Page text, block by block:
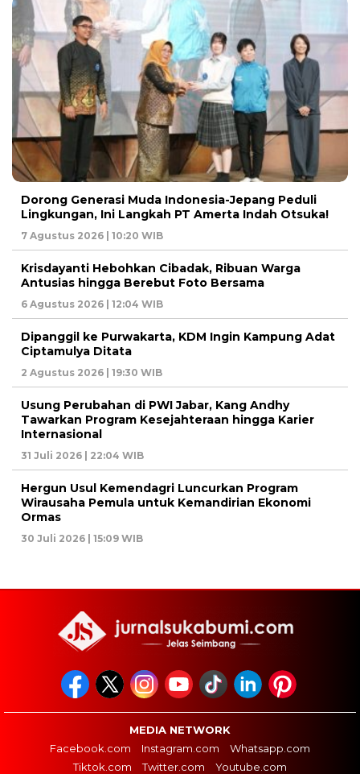
Dorong Generasi Muda Indonesia-Jepang Peduli
Lingkungan, Ini Langkah PT Amerta Indah Otsuka!
7 Agustus 2026 | 10:20 WIB
Krisdayanti Hebohkan Cibadak, Ribuan Warga
Antusias hingga Berebut Foto Bersama
6 Agustus 2026 | 12:04 WIB
Dipanggil ke Purwakarta, KDM Ingin Kampung Adat
Ciptamulya Ditata
2 Agustus 2026 | 19:30 WIB
Usung Perubahan di PWI Jabar, Kang Andhy
Tawarkan Program Kesejahteraan hingga Karier
Internasional
31 Juli 2026 | 22:04 WIB
Hergun Usul Kemendagri Luncurkan Program
Wirausaha Pemula untuk Kemandirian Ekonomi
Ormas
30 Juli 2026 | 15:09 WIB
MEDIA NETWORK
Facebook.com
Instagram.com
Whatsapp.com
Tiktok.com
Twitter.com Youtube.com